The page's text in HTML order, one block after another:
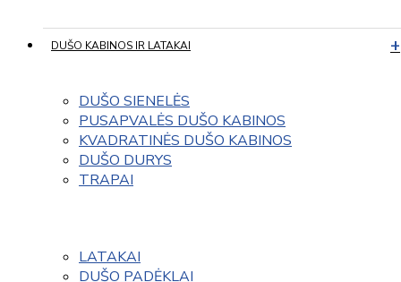
DUŠO KABINOS IR LATAKAI
DUŠO SIENELĖS
PUSAPVALĖS DUŠO KABINOS
KVADRATINĖS DUŠO KABINOS
DUŠO DURYS
TRAPAI
LATAKAI
DUŠO PADĖKLAI